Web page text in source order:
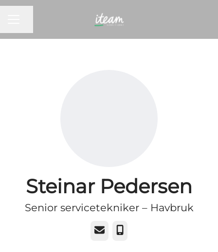
Steinar Pedersen
Senior servicetekniker – Havbruk
E-postTelefonnummer